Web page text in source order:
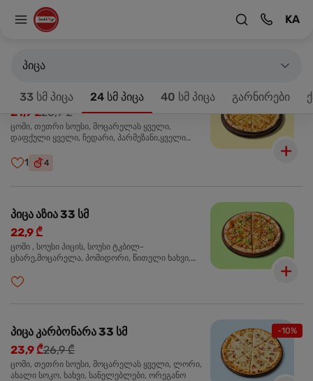
KA
პიცა
33 სმ პიცა 24 სმ პიცა 40 სმ პიცა გარნირები
მთავარზე
-20%
პიცა 4 ყველის 33 სმ
21,9 ₾26,9 ₾
ცომი, თეთრი სოუსი, მოცარელას ყველი,
დაფქული ყველი, ჩედარი, პარმეზანი,ყველი
1 4
პიცა აზია 33 სმ
22,9 ₾
ცომი , სოუსი პიცის, სოუსი ტკბილ-
ცხარე,მოცარელა, პომიდორი, წითელი ხახვი,
სეზამის მარცვლის ნაზავი, ქინძი, ორეგანო
-10%
პიცა კარბონარა 33 სმ
23,9 ₾26,9 ₾
ცომი, თეთრი სოუსი, მოცარელას ყველი, ლორი,
ახალი სოკო, ხახვი, სანელებლები, ორეგანო